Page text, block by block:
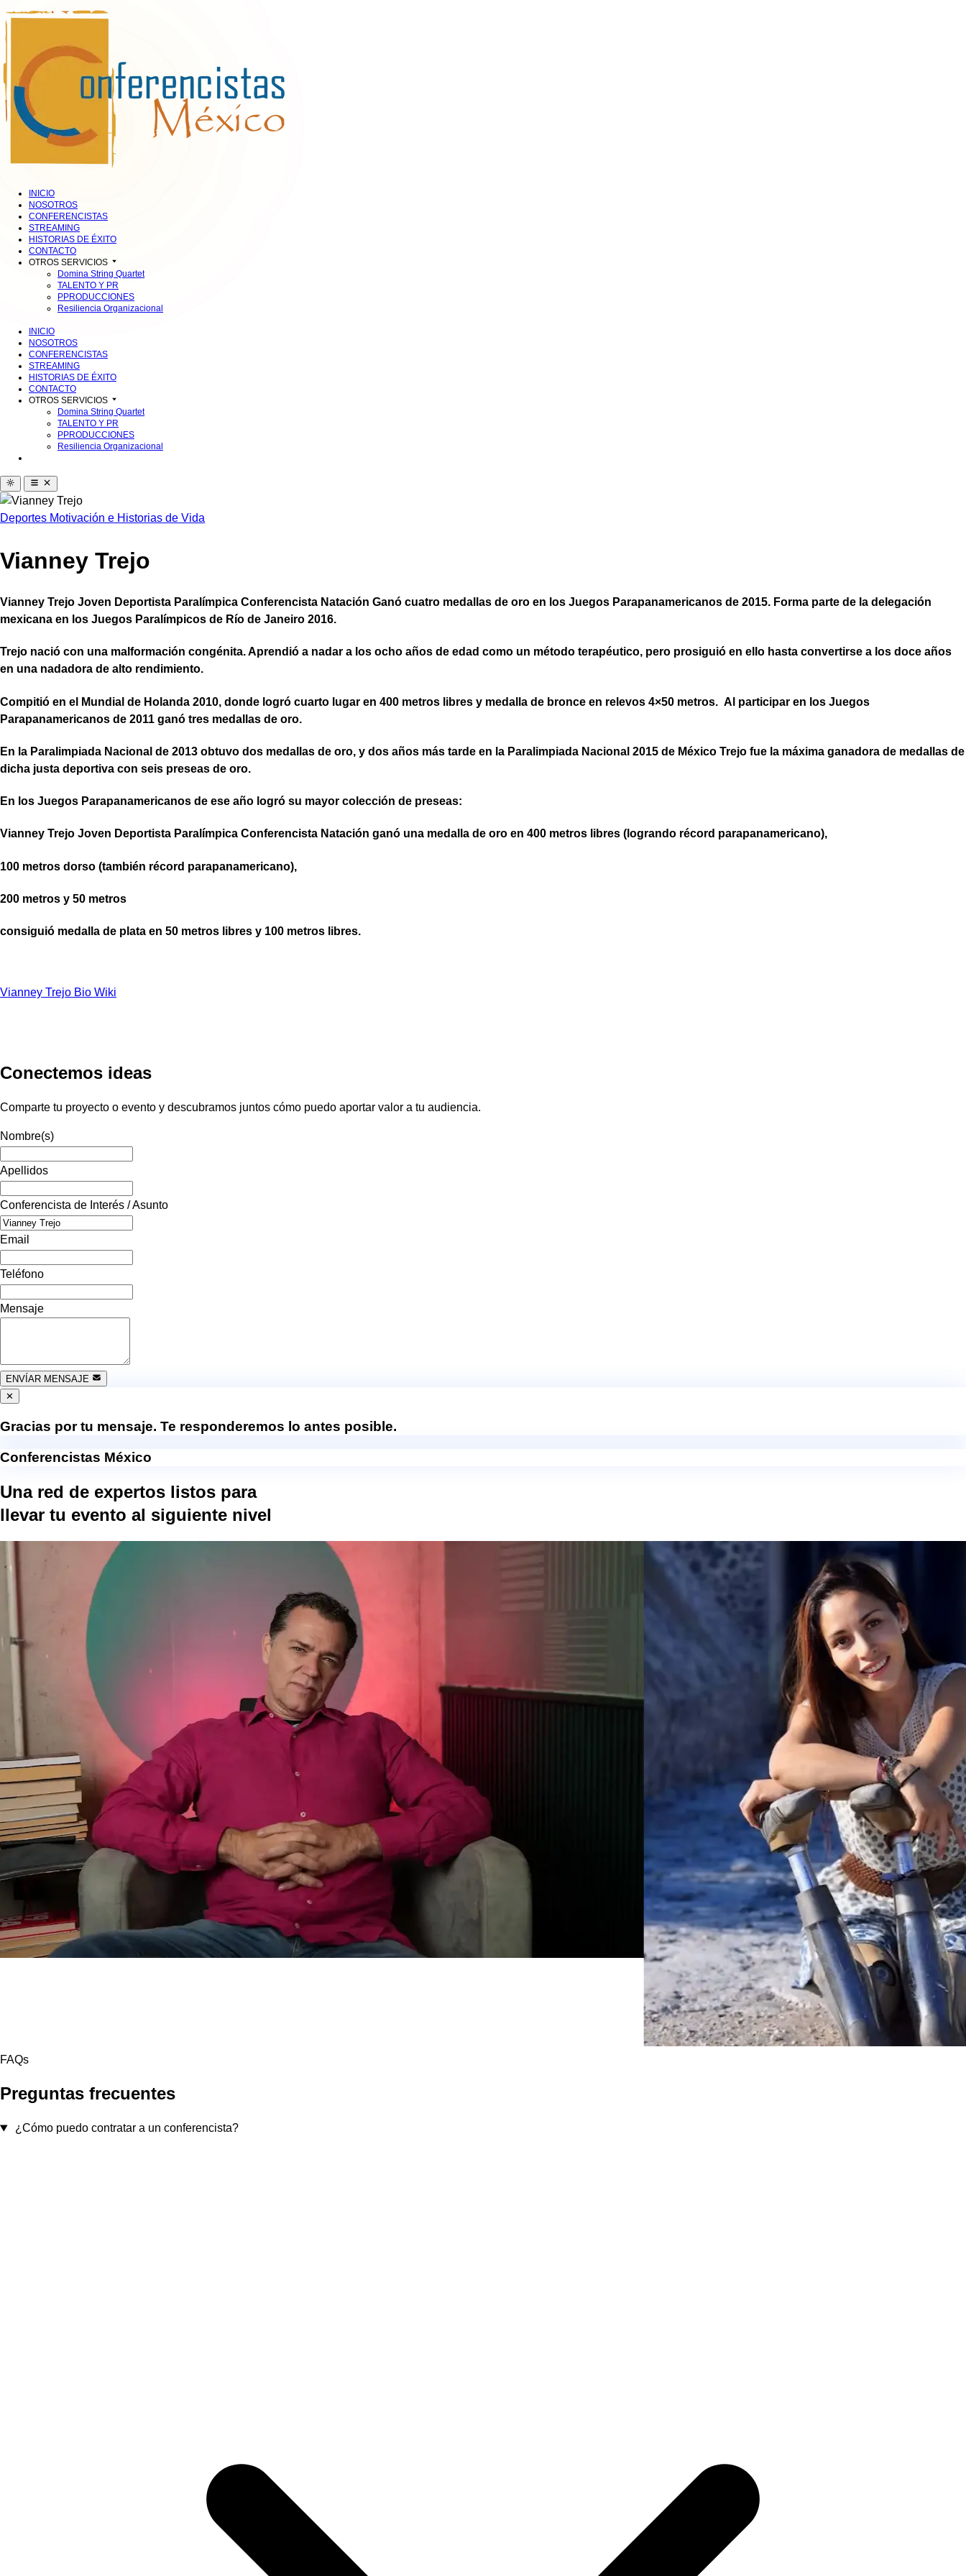
INICIO
NOSOTROS
CONFERENCISTAS
STREAMING
HISTORIAS DE ÉXITO
CONTACTO
OTROS SERVICIOS
Domina String Quartet
TALENTO Y PR
PPRODUCCIONES
Resiliencia Organizacional
INICIO
NOSOTROS
CONFERENCISTAS
STREAMING
HISTORIAS DE ÉXITO
CONTACTO
OTROS SERVICIOS
Domina String Quartet
TALENTO Y PR
PPRODUCCIONES
Resiliencia Organizacional
Deportes Motivación e Historias de Vida
Vianney Trejo
Vianney Trejo Joven Deportista Paralímpica Conferencista Natación Ganó cuatro medallas de oro en los Juegos Parapanamericanos de 2015. Forma parte de la delegación
mexicana en los Juegos Paralímpicos de Río de Janeiro 2016.
Trejo nació con una malformación congénita. Aprendió a nadar a los ocho años de edad como un método terapéutico, pero prosiguió en ello hasta convertirse a los doce años
en una nadadora de alto rendimiento.
Compitió en el Mundial de Holanda 2010, donde logró cuarto lugar en 400 metros libres y medalla de bronce en relevos 4×50 metros. Al participar en los Juegos
Parapanamericanos de 2011 ganó tres medallas de oro.
En la Paralimpiada Nacional de 2013 obtuvo dos medallas de oro, y dos años más tarde en la Paralimpiada Nacional 2015 de México Trejo fue la máxima ganadora de medallas de
dicha justa deportiva con seis preseas de oro.
En los Juegos Parapanamericanos de ese año logró su mayor colección de preseas:
Vianney Trejo Joven Deportista Paralímpica Conferencista Natación ganó una medalla de oro en 400 metros libres (logrando récord parapanamericano),
100 metros dorso (también récord parapanamericano),
200 metros y 50 metros
consiguió medalla de plata en 50 metros libres y 100 metros libres.
Vianney Trejo Bio Wiki
Conectemos ideas
Comparte tu proyecto o evento y descubramos juntos cómo puedo aportar valor a tu audiencia.
Nombre(s)
Apellidos
Conferencista de Interés / Asunto
Email
Teléfono
Mensaje
ENVÍAR MENSAJE
✕
Gracias por tu mensaje. Te responderemos lo antes posible.
Conferencistas México
Una red de expertos listos para
llevar tu evento al siguiente nivel
FAQs
Preguntas frecuentes
¿Cómo puedo contratar a un conferencista?